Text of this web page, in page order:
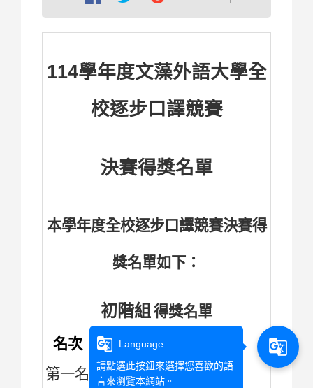
114學年度文藻外語大學全
校逐步口譯競賽
決賽得獎名單
本學年度全校逐步口譯競賽決賽得
獎名單如下：
初階組 得獎名單
名次
班級
姓名
第一名
UT2A 吳靜柔
g_translate
Language
請點選此按鈕來選擇您喜歡的語
言來瀏覽本網站。
g_translate